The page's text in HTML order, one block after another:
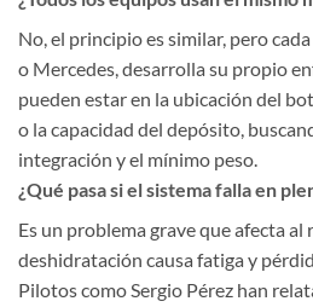
No, el principio es similar, pero
o Mercedes, desarrolla su propio
pueden estar en la ubicación del
o la capacidad del depósito,
integración y el mínimo peso.
¿Qué pasa si el sistema falla en
Es un problema grave que afecta al
deshidratación causa fatiga y
Pilotos como Sergio Pérez han